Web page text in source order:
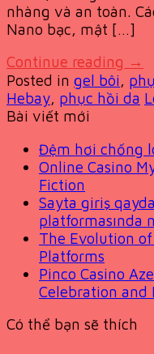
nhàng và an toàn.
Nano bạc, mật […]
Continue reading →
Posted in gel bôi,
Hebay, phục hồi da
Bài viết mới
Đệm hơi chống
Online Casino
Fiction
Sayta giriş
platformasında
The Evolution of
Platforms
Pinco Casino
Celebration and
Có thể bạn sẽ thích